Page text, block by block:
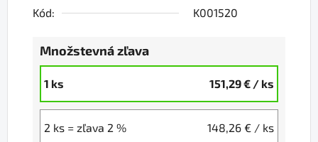
Kód:
K001520
Množstevná zľava
1 ks 151,29 € / ks
2 ks = zľava 2 % 148,26 € / ks